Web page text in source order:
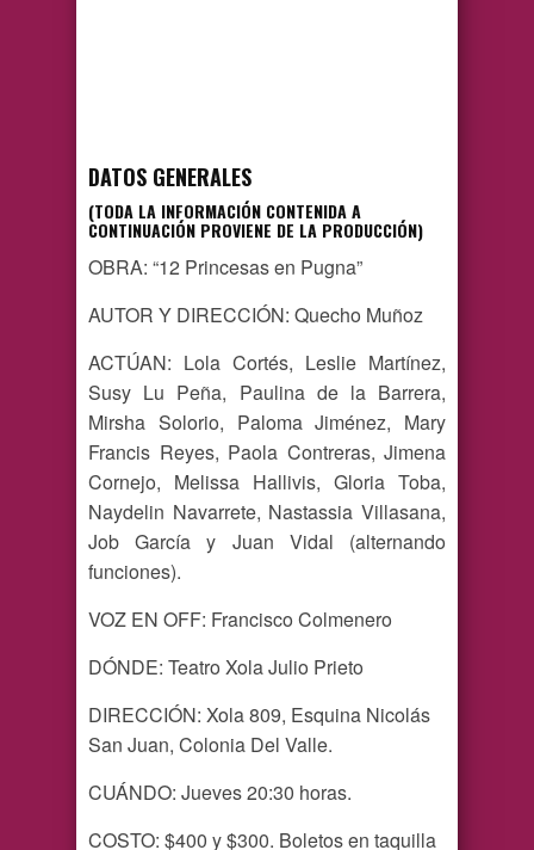
DATOS GENERALES
(TODA LA INFORMACIÓN CONTENIDA A
CONTINUACIÓN PROVIENE DE LA PRODUCCIÓN)
OBRA: “12 Princesas en Pugna”
AUTOR Y DIRECCIÓN: Quecho Muñoz
ACTÚAN: Lola Cortés, Leslie Martínez,
Susy Lu Peña, Paulina de la Barrera,
Mirsha Solorio, Paloma Jiménez, Mary
Francis Reyes, Paola Contreras, Jimena
Cornejo, Melissa Hallivis, Gloria Toba,
Naydelin Navarrete, Nastassia Villasana,
Job García y Juan Vidal (alternando
funciones).
VOZ EN OFF: Francisco Colmenero
DÓNDE: Teatro Xola Julio Prieto
DIRECCIÓN: Xola 809, Esquina Nicolás
San Juan, Colonia Del Valle.
CUÁNDO: Jueves 20:30 horas.
COSTO: $400 y $300. Boletos en taquilla